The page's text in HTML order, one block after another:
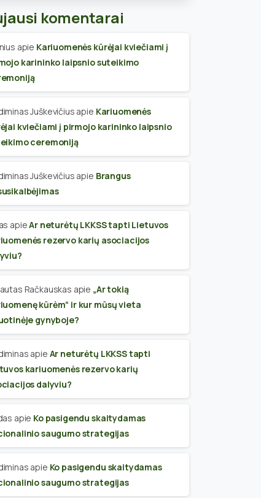
komentarai
apie Kariuomenės kūrėjai kviečiami į
karininko laipsnio suteikimo
Juškevičius apie Kariuomenės
kviečiami į pirmojo karininko laipsnio
ceremoniją
Juškevičius apie Brangus
apieAr neturėtų LKKSS tapti Lietuvos
rezervo karių asociacijos
Račkauskas apie „Ar tokią
kūrėm“ ir kur mūsų vieta
gynyboje?
apie Ar neturėtų LKKSS tapti
kariuomenės rezervo karių
dalyviu?
apie Ko pasigendu skaitydamas
saugumo strategijas
apie Ko pasigendu skaitydamas
saugumo strategijas